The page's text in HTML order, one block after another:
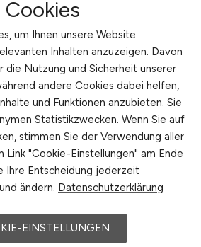
Cookies
um Ihnen unsere Website
Inhalten anzuzeigen. Davon
die Nutzung und Sicherheit unserer
andere Cookies dabei helfen,
und Funktionen anzubieten. Sie
Statistikzwecken. Wenn Sie auf
stimmen Sie der Verwendung aller
Link "Cookie-Einstellungen" am Ende
Ihre Entscheidung jederzeit
ändern. Datenschutzerklärung
EINSTELLUNGEN